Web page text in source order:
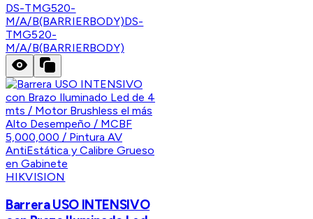
DS-TMG520-
M/A/B(BARRIERBODY)DS-
TMG520-
M/A/B(BARRIERBODY)
HIKVISION
Barrera USO INTENSIVO